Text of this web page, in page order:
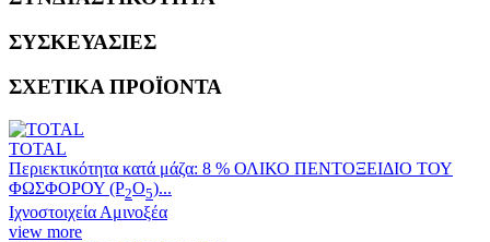
ΣΥΣΚΕΥΑΣΙΕΣ
ΣΧΕΤΙΚΑ ΠΡΟΪΟΝΤΑ
TOTAL
Περιεκτικότητα κατά μάζα: 8 % ΟΛΙΚΟ ΠΕΝΤΟΞΕΙΔΙΟ ΤΟΥ
ΦΩΣΦΟΡΟΥ (P2O5)...
Ιχνοστοιχεία Αμινοξέα
view more